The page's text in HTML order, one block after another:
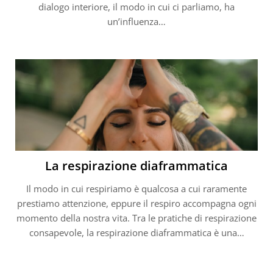
dialogo interiore, il modo in cui ci parliamo, ha
un’influenza…
La respirazione diaframmatica
Il modo in cui respiriamo è qualcosa a cui raramente
prestiamo attenzione, eppure il respiro accompagna ogni
momento della nostra vita. Tra le pratiche di respirazione
consapevole, la respirazione diaframmatica è una…